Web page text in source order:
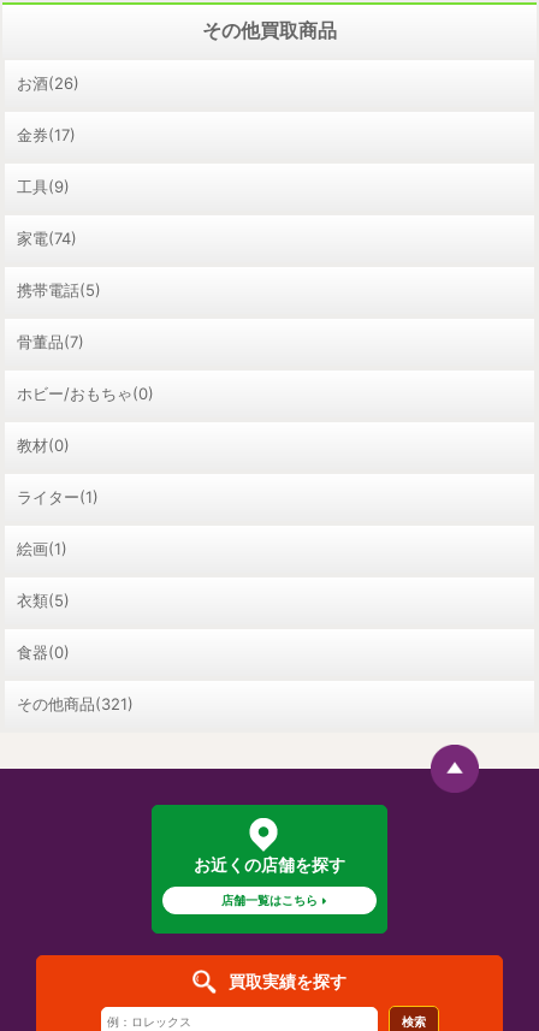
その他買取商品
お酒(26)
金券(17)
工具(9)
家電(74)
携帯電話(5)
骨董品(7)
ホビー/おもちゃ(0)
教材(0)
ライター(1)
絵画(1)
衣類(5)
食器(0)
その他商品(321)
お近くの店舗を探す
店舗一覧はこちら
買取実績を探す
検索